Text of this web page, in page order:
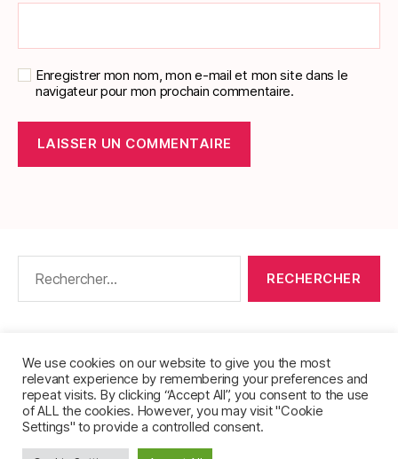
Enregistrer mon nom, mon e-mail et mon site dans le
navigateur pour mon prochain commentaire.
À PROPOS•MENTIONS LÉGALES•
POLITIQUE DE CONFIDENTIALITÉ
We use cookies on our website to give you the most
relevant experience by remembering your preferences and
repeat visits. By clicking “Accept All”, you consent to the use
of ALL the cookies. However, you may visit "Cookie
Settings" to provide a controlled consent.